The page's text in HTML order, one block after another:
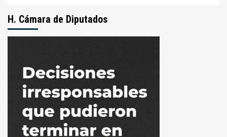
H. Cámara de Diputados